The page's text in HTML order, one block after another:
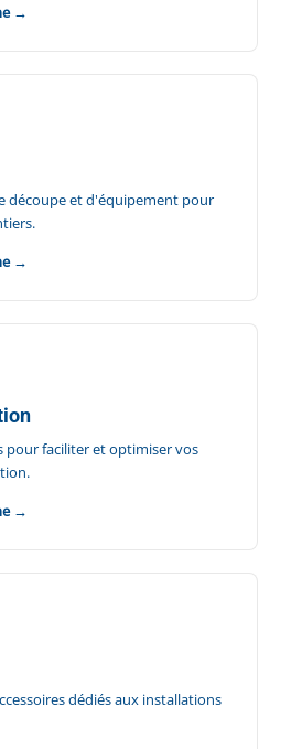
→
découpe et d'équipement pour
→
pour faciliter et optimiser vos
→
dédiés aux installations